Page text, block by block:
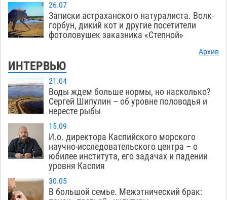
26.07
Записки астраханского натуралиста. Волк-
горбун, дикий кот и другие посетители
фотоловушек заказника «Степной»
Архив
ИНТЕРВЬЮ
21.04
Воды ждем больше нормы, но насколько?
Сергей Шипулин – об уровне половодья и
нересте рыбы
15.09
И.о. директора Каспийского морского
научно-исследовательского центра – о
юбилее института, его задачах и падении
уровня Каспия
30.05
В большой семье. Межэтнический брак: